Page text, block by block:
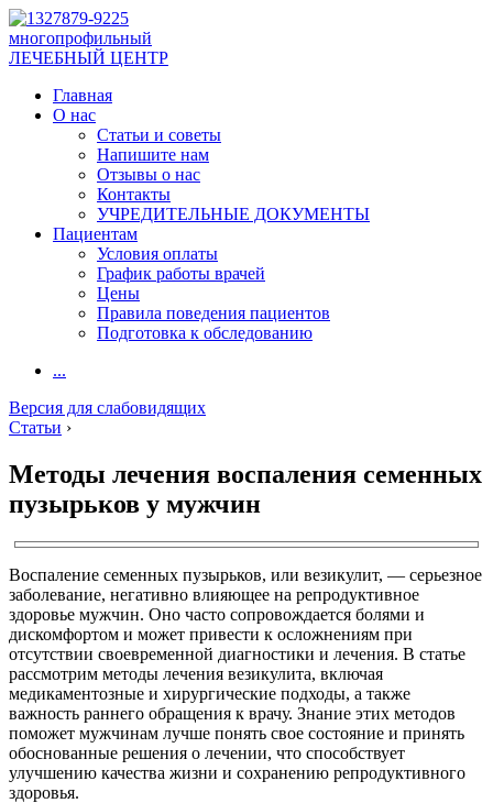
многопрофильный
ЛЕЧЕБНЫЙ ЦЕНТР
Главная
О нас
Статьи и советы
Напишите нам
Отзывы о нас
Контакты
УЧРЕДИТЕЛЬНЫЕ ДОКУМЕНТЫ
Пациентам
Условия оплаты
График работы врачей
Цены
Правила поведения пациентов
Подготовка к обследованию
...
Версия для слабовидящих
Статьи ›
Методы лечения воспаления семенных
пузырьков у мужчин
Воспаление семенных пузырьков, или везикулит, — серьезное
заболевание, негативно влияющее на репродуктивное
здоровье мужчин. Оно часто сопровождается болями и
дискомфортом и может привести к осложнениям при
отсутствии своевременной диагностики и лечения. В статье
рассмотрим методы лечения везикулита, включая
медикаментозные и хирургические подходы, а также
важность раннего обращения к врачу. Знание этих методов
поможет мужчинам лучше понять свое состояние и принять
обоснованные решения о лечении, что способствует
улучшению качества жизни и сохранению репродуктивного
здоровья.